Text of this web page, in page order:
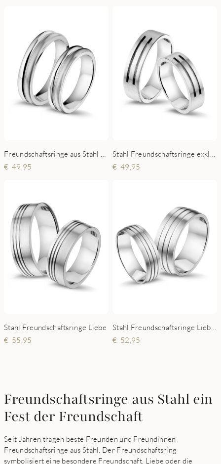
49,95
49,95
Stahl Freundschaftsringe Liebe
55,95
52,95
Freundschaftsringe aus Stahl ein
Fest der Freundschaft
Seit Jahren tragen beste Freunden und Freundinnen
Freundschaftsringe aus Stahl. Der Freundschaftsring
symbolisiert eine besondere Freundschaft, Liebe oder die